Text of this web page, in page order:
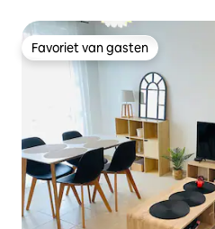
Favoriet van gasten
Favoriet van gasten